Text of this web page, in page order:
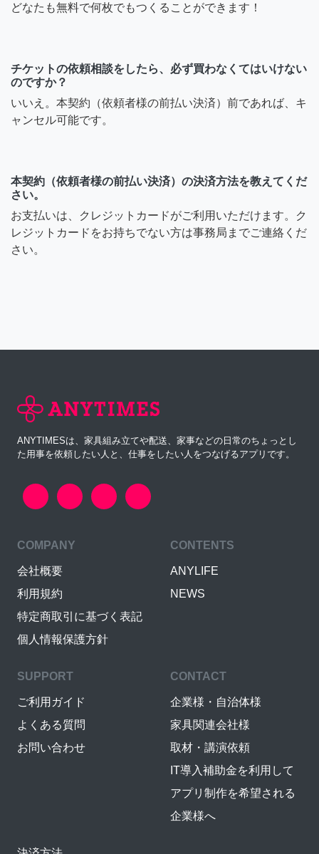
どなたも無料で何枚でもつくることができます！
チケットの依頼相談をしたら、必ず買わなくてはいけない
のですか？
いいえ。本契約（依頼者様の前払い決済）前であれば、キ
ャンセル可能です。
本契約（依頼者様の前払い決済）の決済方法を教えてくだ
さい。
お支払いは、クレジットカードがご利用いただけます。ク
レジットカードをお持ちでない方は事務局までご連絡くだ
さい。
ANYTIMESは、家具組み立てや配送、家事などの日常のちょっとし
た用事を依頼したい人と、仕事をしたい人をつなげるアプリです。
COMPANY
会社概要
利用規約
特定商取引に基づく表記
個人情報保護方針
CONTENTS
ANYLIFE
NEWS
SUPPORT
ご利用ガイド
よくある質問
お問い合わせ
CONTACT
企業様・自治体様
家具関連会社様
取材・講演依頼
IT導入補助金を利用して
アプリ制作を希望される
企業様へ